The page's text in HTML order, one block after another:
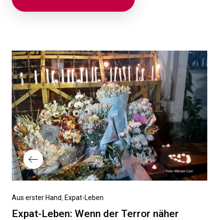
Beitragsnavigation
Vorheriger
Beitrag
Aus erster Hand Expat-Leben
Expat-Leben: Wenn der Terror näher